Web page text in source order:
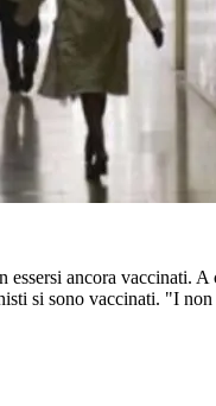
ancora vaccinati.
si sono vaccinati. "I